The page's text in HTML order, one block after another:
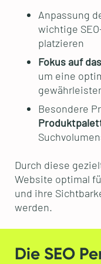
Anpassung
wichtige
platzieren
Fokus auf
um eine
Besondere
Durch diese
Website optimal
und ihre
werden.
Die SEO